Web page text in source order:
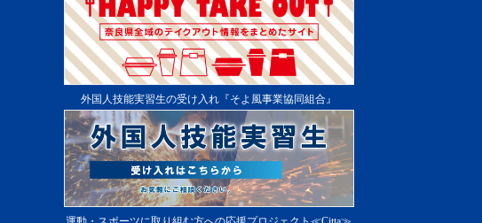
外国人技能実習生の受け入れ『そよ風事業協同組合』